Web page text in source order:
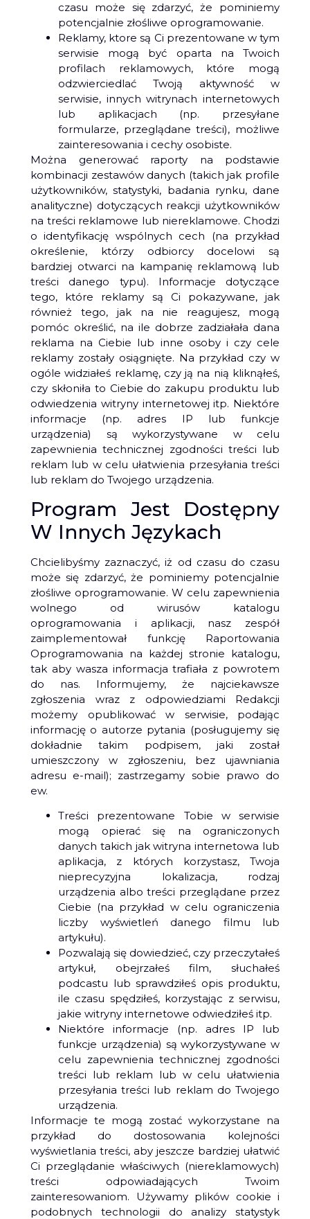
czasu może się zdarzyć, że pominiemy
potencjalnie złośliwe oprogramowanie.
Reklamy, ktore są Ci prezentowane w tym
serwisie mogą być oparta na Twoich
profilach reklamowych, które mogą
odzwierciedlać Twoją aktywność w
serwisie, innych witrynach internetowych
lub aplikacjach (np. przesyłane
formularze, przeglądane treści), możliwe
zainteresowania i cechy osobiste.
Można generować raporty na podstawie
kombinacji zestawów danych (takich jak profile
użytkowników, statystyki, badania rynku, dane
analityczne) dotyczących reakcji użytkowników
na treści reklamowe lub niereklamowe. Chodzi
o identyfikację wspólnych cech (na przykład
określenie, którzy odbiorcy docelowi są
bardziej otwarci na kampanię reklamową lub
treści danego typu). Informacje dotyczące
tego, które reklamy są Ci pokazywane, jak
również tego, jak na nie reagujesz, mogą
pomóc określić, na ile dobrze zadziałała dana
reklama na Ciebie lub inne osoby i czy cele
reklamy zostały osiągnięte. Na przykład czy w
ogóle widziałeś reklamę, czy ją na nią kliknąłeś,
czy skłoniła to Ciebie do zakupu produktu lub
odwiedzenia witryny internetowej itp. Niektóre
informacje (np. adres IP lub funkcje
urządzenia) są wykorzystywane w celu
zapewnienia technicznej zgodności treści lub
reklam lub w celu ułatwienia przesyłania treści
lub reklam do Twojego urządzenia.
Program Jest Dostępny
W Innych Językach
Chcielibyśmy zaznaczyć, iż od czasu do czasu
może się zdarzyć, że pominiemy potencjalnie
złośliwe oprogramowanie. W celu zapewnienia
wolnego od wirusów katalogu
oprogramowania i aplikacji, nasz zespół
zaimplementował funkcję Raportowania
Oprogramowania na każdej stronie katalogu,
tak aby wasza informacja trafiała z powrotem
do nas. Informujemy, że najciekawsze
zgłoszenia wraz z odpowiedziami Redakcji
możemy opublikować w serwisie, podając
informację o autorze pytania (posługujemy się
dokładnie takim podpisem, jaki został
umieszczony w zgłoszeniu, bez ujawniania
adresu e-mail); zastrzegamy sobie prawo do
ew.
Treści prezentowane Tobie w serwisie
mogą opierać się na ograniczonych
danych takich jak witryna internetowa lub
aplikacja, z których korzystasz, Twoja
nieprecyzyjna lokalizacja, rodzaj
urządzenia albo treści przeglądane przez
Ciebie (na przykład w celu ograniczenia
liczby wyświetleń danego filmu lub
artykułu).
Pozwalają się dowiedzieć, czy przeczytałeś
artykuł, obejrzałeś film, słuchałeś
podcastu lub sprawdziłeś opis produktu,
ile czasu spędziłeś, korzystając z serwisu,
jakie witryny internetowe odwiedziłeś itp.
Niektóre informacje (np. adres IP lub
funkcje urządzenia) są wykorzystywane w
celu zapewnienia technicznej zgodności
treści lub reklam lub w celu ułatwienia
przesyłania treści lub reklam do Twojego
urządzenia.
Informacje te mogą zostać wykorzystane na
przykład do dostosowania kolejności
wyświetlania treści, aby jeszcze bardziej ułatwić
Ci przeglądanie właściwych (niereklamowych)
treści odpowiadających Twoim
zainteresowaniom. Używamy plików cookie i
podobnych technologii do analizy statystyk